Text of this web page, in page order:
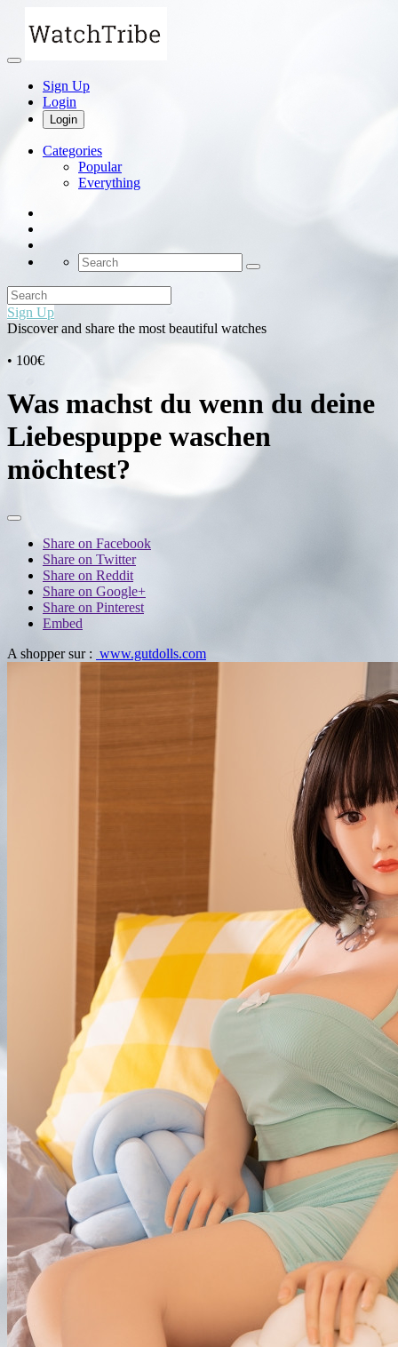
Sign Up
Login
Login
Categories
Popular
Everything
Sign Up
Discover and share the most beautiful watches
• 100€
Was machst du wenn du deine
Liebespuppe waschen
möchtest?
Share on Facebook
Share on Twitter
Share on Reddit
Share on Google+
Share on Pinterest
Embed
A shopper sur : www.gutdolls.com